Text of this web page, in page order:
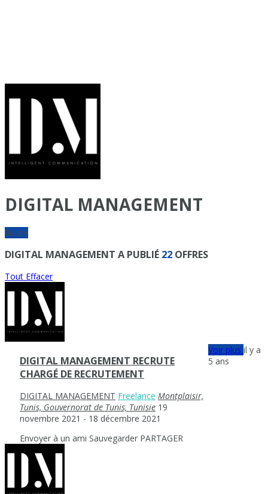
DIGITAL MANAGEMENT
Suivre
DIGITAL MANAGEMENT A PUBLIÉ 22 OFFRES
Tout Effacer
DIGITAL MANAGEMENT RECRUTE
CHARGÉ DE RECRUTEMENT
DIGITAL MANAGEMENT Freelance Montplaisir,
Tunis, Gouvernorat de Tunis, Tunisie 19
novembre 2021 - 18 décembre 2021
Envoyer à un ami Sauvegarder PARTAGER
Voir plusil y a
5 ans